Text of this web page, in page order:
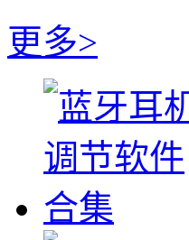
更多>